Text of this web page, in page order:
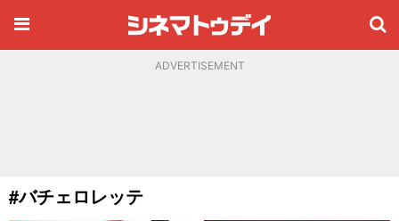
ADVERTISEMENT
#バチェロレッテ